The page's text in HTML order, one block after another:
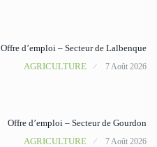
Offre d’emploi – Secteur de Lalbenque
AGRICULTURE
7 Août 2026
Offre d’emploi – Secteur de Gourdon
AGRICULTURE
7 Août 2026